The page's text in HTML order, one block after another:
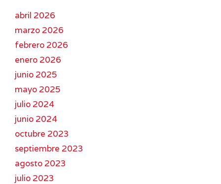
abril 2026
marzo 2026
febrero 2026
enero 2026
junio 2025
mayo 2025
julio 2024
junio 2024
octubre 2023
septiembre 2023
agosto 2023
julio 2023